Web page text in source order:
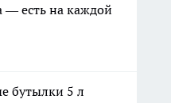
— есть на каждой
бутылки 5 л